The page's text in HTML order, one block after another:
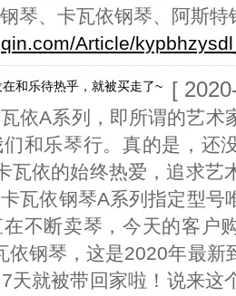
琴、卡瓦依钢琴、阿斯特
Article/
和乐待热乎，就被买走了~ [
依A系列，即所谓的艺术
和乐琴行。真的是，还
瓦依的始终热爱，追求艺
瓦依钢琴A系列指定型
不断卖琴，今天的客户
依钢琴，这是2020年最新
天就被带回家啦！说来这